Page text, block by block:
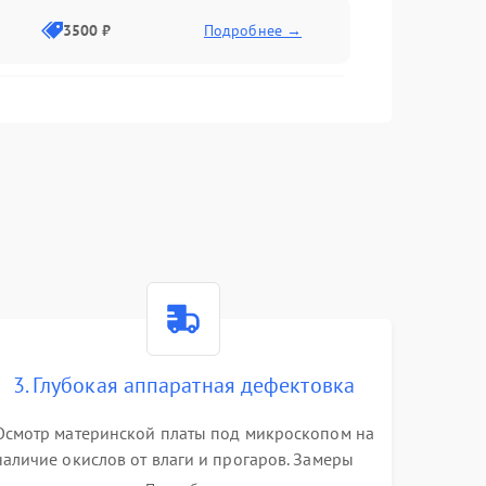
3500 ₽ Подробнее →
3000 ₽ Подробнее →
3. Глубокая аппаратная дефектовка
материнской платы под микроскопом на
окислов от влаги и прогаров. Замеры